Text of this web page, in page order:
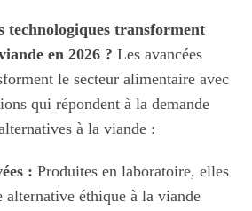
technologiques transforment
en 2026 ? Les avancées
le secteur alimentaire avec
qui répondent à la demande
à la viande :
: Produites en laboratoire, elles
alternative éthique à la viande